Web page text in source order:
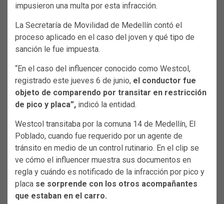
impusieron una multa por esta infracción.
La Secretaría de Movilidad de Medellín contó el
proceso aplicado en el caso del joven y qué tipo de
sanción le fue impuesta.
“En el caso del influencer conocido como Westcol,
registrado este jueves 6 de junio, el conductor fue
objeto de comparendo por transitar en restricción
de pico y placa”, indicó la entidad.
Westcol transitaba por la comuna 14 de Medellín, El
Poblado, cuando fue requerido por un agente de
tránsito en medio de un control rutinario. En el clip se
ve cómo el influencer muestra sus documentos en
regla y cuándo es notificado de la infracción por pico y
placa se sorprende con los otros acompañantes
que estaban en el carro.